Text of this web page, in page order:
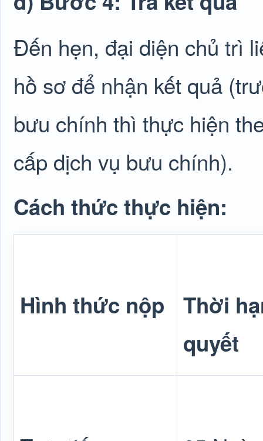
Đến hẹn, đại diện chủ trì
hồ sơ để nhận kết quả
bưu chính thì thực hiện
cấp dịch vụ bưu chính).
Cách thức thực hiện:
Hình thức nộp
Thời
quyết